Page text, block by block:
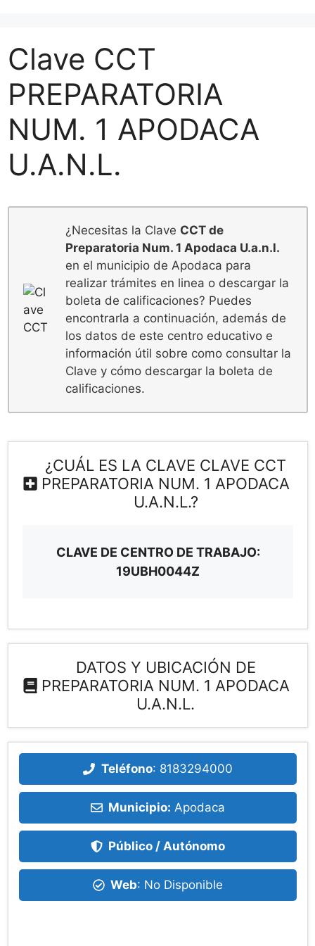
Clave CCT
PREPARATORIA
NUM. 1 APODACA
U.A.N.L.
¿Necesitas la Clave CCT de
Preparatoria Num. 1 Apodaca U.a.n.l.
en el municipio de Apodaca para
realizar trámites en linea o descargar la
boleta de calificaciones? Puedes
encontrarla a continuación, además de
los datos de este centro educativo e
información útil sobre como consultar la
Clave y cómo descargar la boleta de
calificaciones.
¿CUÁL ES LA CLAVE CLAVE CCT
PREPARATORIA NUM. 1 APODACA
U.A.N.L.?
CLAVE DE CENTRO DE TRABAJO:
19UBH0044Z
DATOS Y UBICACIÓN DE
PREPARATORIA NUM. 1 APODACA
U.A.N.L.
Teléfono: 8183294000
Municipio: Apodaca
Público / Autónomo
Web: No Disponible